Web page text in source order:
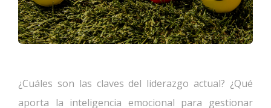
¿Cuáles son las claves del liderazgo actual? ¿Qué
aporta la inteligencia emocional para gestionar